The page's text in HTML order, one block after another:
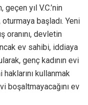
yıl V.C.’nin
başladı. Yeni
oranını, devletin
ev sahibi, iddiaya
genç kadının evi
kullanmak
boşaltmayacağını ev